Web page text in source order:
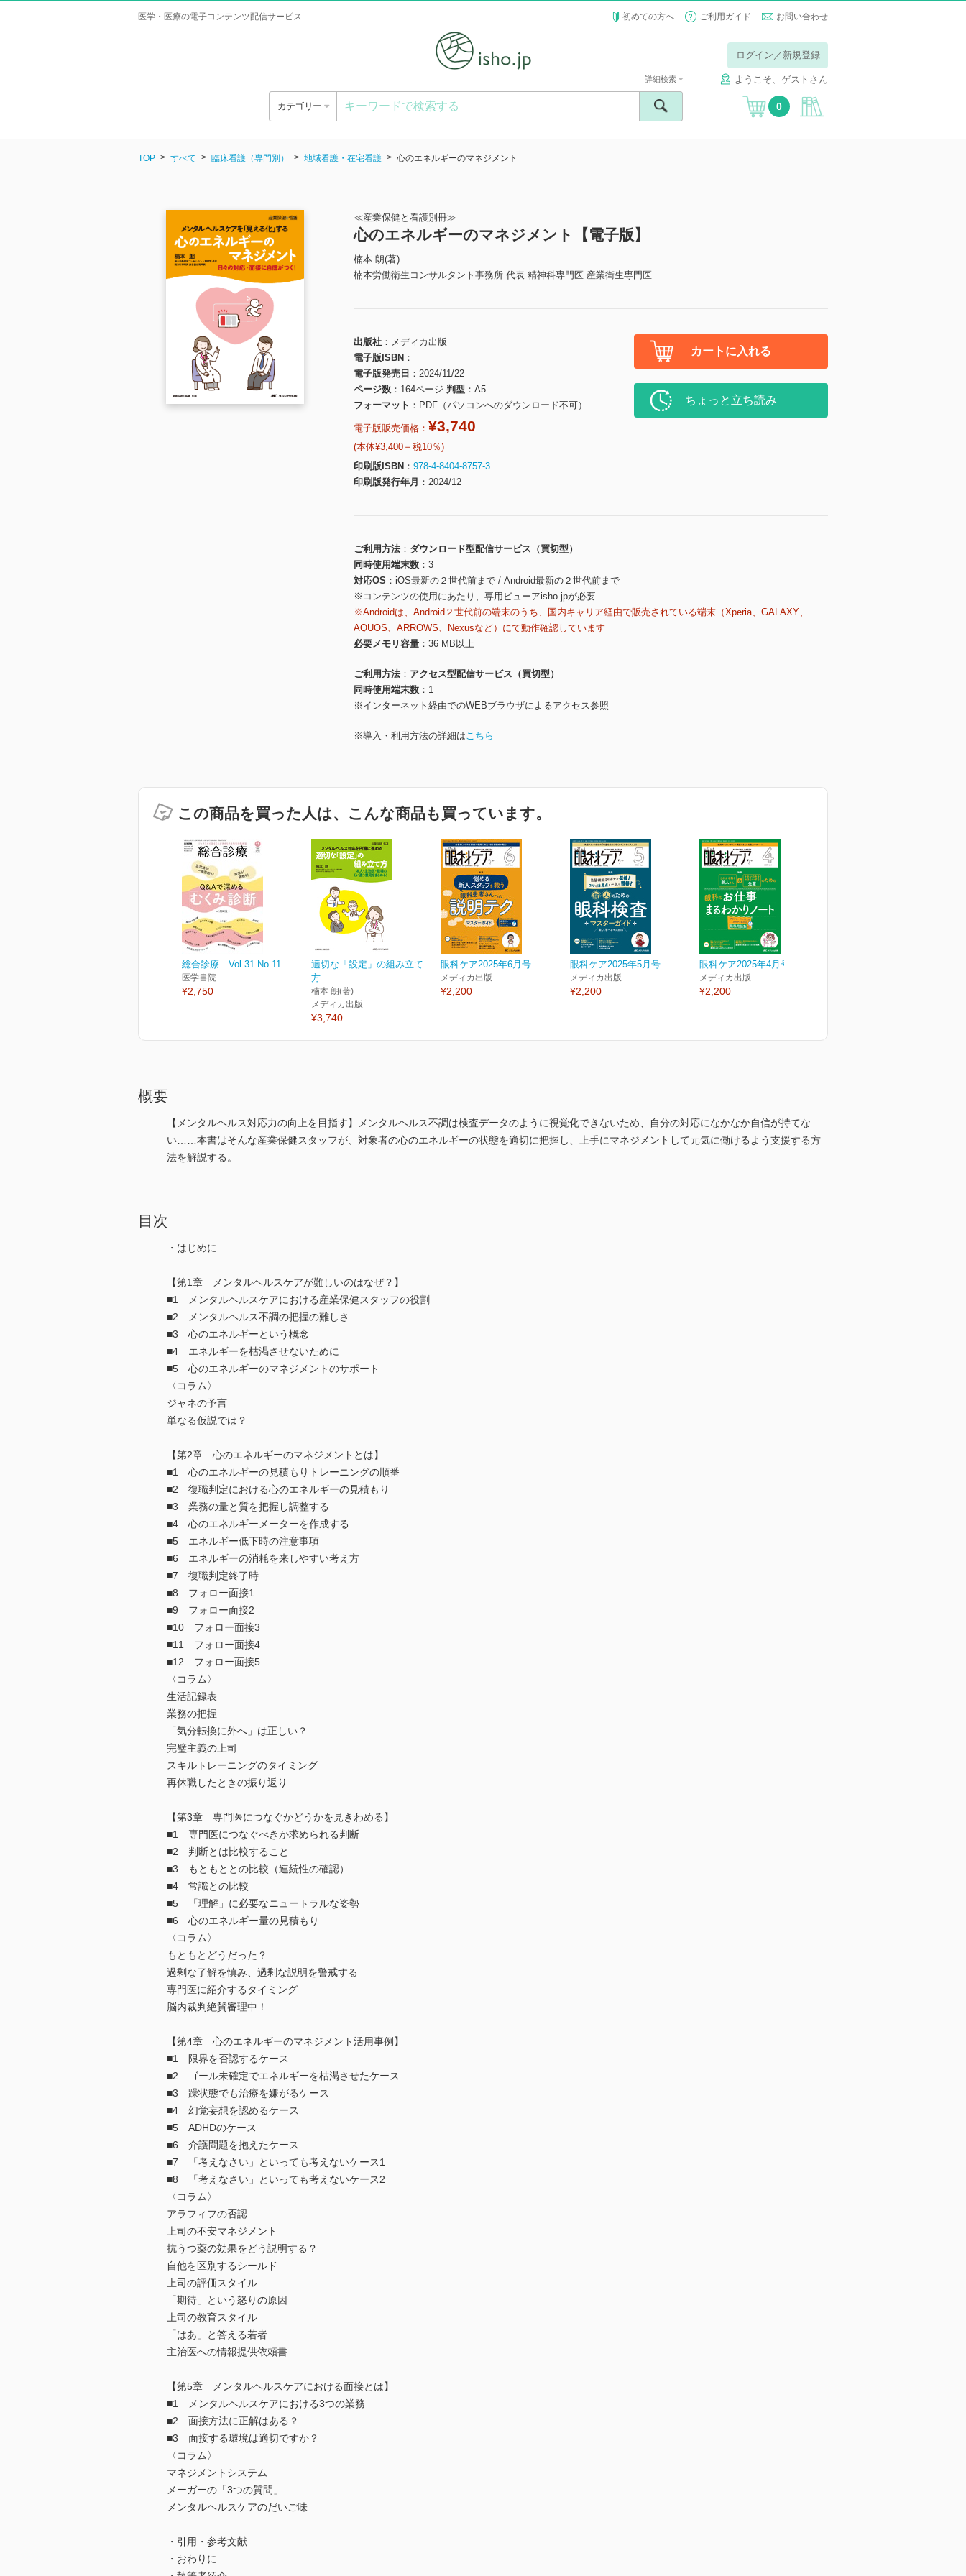
医学・医療の電子コンテンツ配信サービス 初めての方へ ご利用ガイド お問い合わせ
ログイン／新規登録
ようこそ、ゲストさん
カテゴリー
詳細検索
0
TOP すべて 臨床看護（専門別） 地域看護・在宅看護 心のエネルギーのマネジメント
≪産業保健と看護別冊≫
心のエネルギーのマネジメント【電子版】
楠本 朗(著)
楠本労働衛生コンサルタント事務所 代表 精神科専門医 産業衛生専門医
出版社
メディカ出版
電子版ISBN
電子版発売日
2024/11/22
ページ数
164ページ 判型
A5
フォーマット
PDF（パソコンへのダウンロード不可）
電子版販売価格： ¥3,740
(本体¥3,400＋税10％)
印刷版ISBN
978-4-8404-8757-3
印刷版発行年月
2024/12
カートに入れる
ちょっと立ち読み
ご利用方法
ダウンロード型配信サービス（買切型）
同時使用端末数
3
対応OS
iOS最新の２世代前まで / Android最新の２世代前まで
※コンテンツの使用にあたり、専用ビューアisho.jpが必要
※Androidは、Android２世代前の端末のうち、国内キャリア経由で販売されている端末（Xperia、GALAXY、
AQUOS、ARROWS、Nexusなど）にて動作確認しています
必要メモリ容量
36 MB以上
ご利用方法
アクセス型配信サービス（買切型）
同時使用端末数
1
※インターネット経由でのWEBブラウザによるアクセス参照
※導入・利用方法の詳細はこちら
この商品を買った人は、こんな商品も買っています。
総合診療 Vol.31 No.11
医学書院
¥2,750
適切な「設定」の組み立て
方
楠本 朗(著)
メディカ出版
¥3,740
眼科ケア2025年6月号
メディカ出版
¥2,200
眼科ケア2025年5月号
メディカ出版
¥2,200
眼科ケア2025年4月号
メディカ出版
¥2,200
概要
【メンタルヘルス対応力の向上を目指す】メンタルヘルス不調は検査データのように視覚化できないため、自分の対応になかなか自信が持てな
い……本書はそんな産業保健スタッフが、対象者の心のエネルギーの状態を適切に把握し、上手にマネジメントして元気に働けるよう支援する方
法を解説する。
目次
・はじめに
【第1章 メンタルヘルスケアが難しいのはなぜ？】
■1 メンタルヘルスケアにおける産業保健スタッフの役割
■2 メンタルヘルス不調の把握の難しさ
■3 心のエネルギーという概念
■4 エネルギーを枯渇させないために
■5 心のエネルギーのマネジメントのサポート
〈コラム〉
ジャネの予言
単なる仮説では？
【第2章 心のエネルギーのマネジメントとは】
■1 心のエネルギーの見積もりトレーニングの順番
■2 復職判定における心のエネルギーの見積もり
■3 業務の量と質を把握し調整する
■4 心のエネルギーメーターを作成する
■5 エネルギー低下時の注意事項
■6 エネルギーの消耗を来しやすい考え方
■7 復職判定終了時
■8 フォロー面接1
■9 フォロー面接2
■10 フォロー面接3
■11 フォロー面接4
■12 フォロー面接5
〈コラム〉
生活記録表
業務の把握
「気分転換に外へ」は正しい？
完璧主義の上司
スキルトレーニングのタイミング
再休職したときの振り返り
【第3章 専門医につなぐかどうかを見きわめる】
■1 専門医につなぐべきか求められる判断
■2 判断とは比較すること
■3 もともととの比較（連続性の確認）
■4 常識との比較
■5 「理解」に必要なニュートラルな姿勢
■6 心のエネルギー量の見積もり
〈コラム〉
もともとどうだった？
過剰な了解を慎み、過剰な説明を警戒する
専門医に紹介するタイミング
脳内裁判絶賛審理中！
【第4章 心のエネルギーのマネジメント活用事例】
■1 限界を否認するケース
■2 ゴール未確定でエネルギーを枯渇させたケース
■3 躁状態でも治療を嫌がるケース
■4 幻覚妄想を認めるケース
■5 ADHDのケース
■6 介護問題を抱えたケース
■7 「考えなさい」といっても考えないケース1
■8 「考えなさい」といっても考えないケース2
〈コラム〉
アラフィフの否認
上司の不安マネジメント
抗うつ薬の効果をどう説明する？
自他を区別するシールド
上司の評価スタイル
「期待」という怒りの原因
上司の教育スタイル
「はあ」と答える若者
主治医への情報提供依頼書
【第5章 メンタルヘルスケアにおける面接とは】
■1 メンタルヘルスケアにおける3つの業務
■2 面接方法に正解はある？
■3 面接する環境は適切ですか？
〈コラム〉
マネジメントシステム
メーガーの「3つの質問」
メンタルヘルスケアのだいご味
・引用・参考文献
・おわりに